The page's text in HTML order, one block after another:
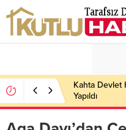
Kahta Devlet
Yapıldı